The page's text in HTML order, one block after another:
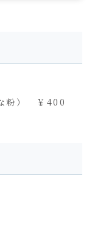
粉） ￥400